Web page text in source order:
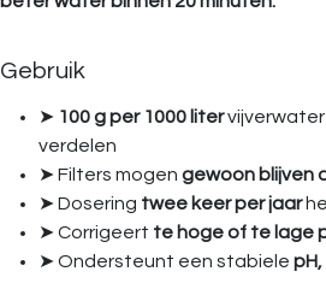
Gebruik
➤ 100 g per 1000 litervijverwater
verdelen
➤ Filters mogen gewoon blijven
➤ Dosering twee keer per jaar
➤ Corrigeert te hoge of te lage
➤ Ondersteunt een stabiele